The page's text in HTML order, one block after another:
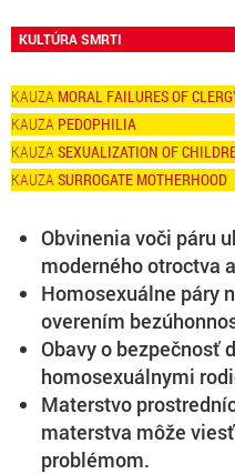
KULTÚRA SMRTI
MORAL FAILURES OF
PEDOPHILIA
SEXUALIZATION OF
SURROGATE MOTHERHOOD
Obvinenia voči páru
moderného otroctva
Homosexuálne páry
overením
Obavy o bezpečnosť
homosexuálnymi
Materstvo
materstva môže
problémom.